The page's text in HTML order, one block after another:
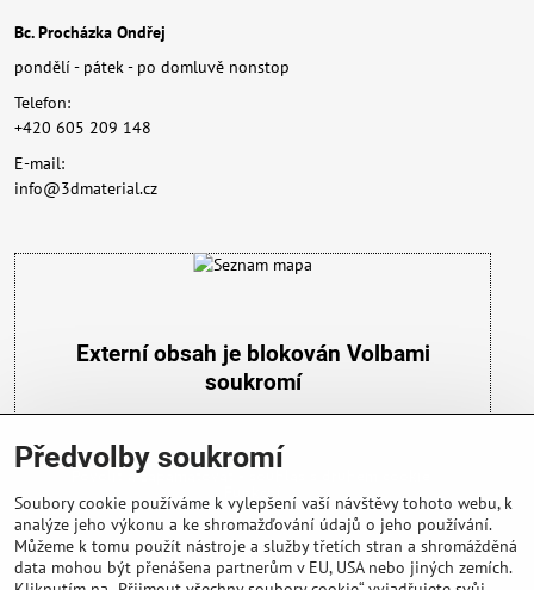
Bc. Procházka Ondřej
pondělí - pátek - po domluvě nonstop
Telefon:
+420 605 209 148
E-mail:
info@3dmaterial.cz
Externí obsah je blokován Volbami
soukromí
Přejete si načíst externí obsah?
Povolit a zapamatovat - souhlas s druhem cookie:
Funkční
Předvolby soukromí
Soubory cookie používáme k vylepšení vaší návštěvy tohoto webu, k
analýze jeho výkonu a ke shromažďování údajů o jeho používání.
Můžeme k tomu použít nástroje a služby třetích stran a shromážděná
data mohou být přenášena partnerům v EU, USA nebo jiných zemích.